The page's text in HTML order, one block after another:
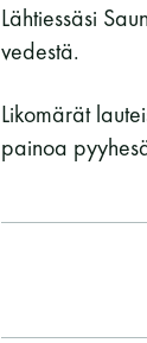
Lähtiessäsi
vedestä.
Likomärät
painoa